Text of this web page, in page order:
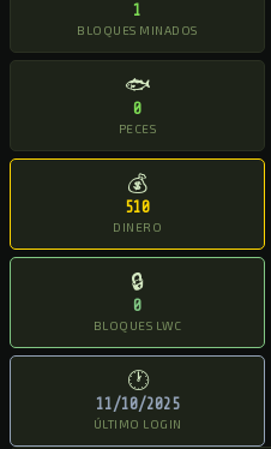
1
BLOQUES MINADOS
🐟
0
PECES
💰
510
DINERO
🔒
0
BLOQUES LWC
🕐
11/10/2025
ÚLTIMO LOGIN